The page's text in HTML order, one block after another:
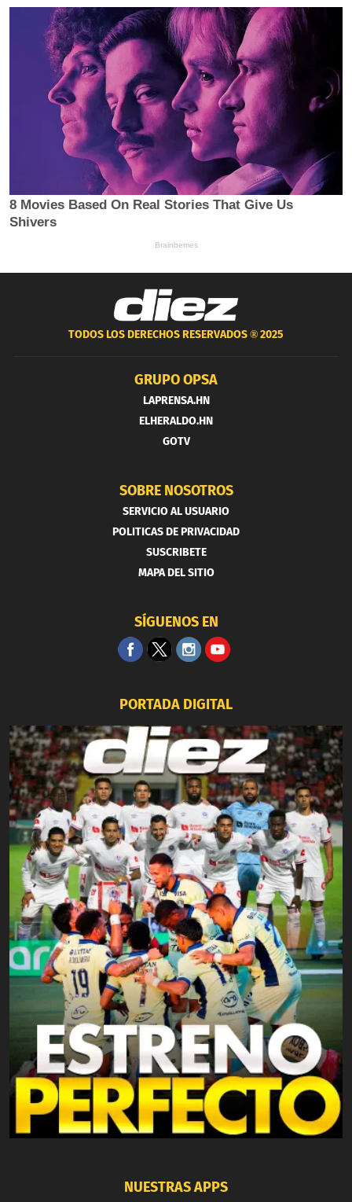
TODOS LOS DERECHOS RESERVADOS ®2025
GRUPO OPSA
LAPRENSA.HN
ELHERALDO.HN
GOTV
SOBRE NOSOTROS
SERVICIO AL USUARIO
POLITICAS DE PRIVACIDAD
SUSCRIBETE
MAPA DEL SITIO
SÍGUENOS EN
PORTADA DIGITAL
NUESTRAS APPS